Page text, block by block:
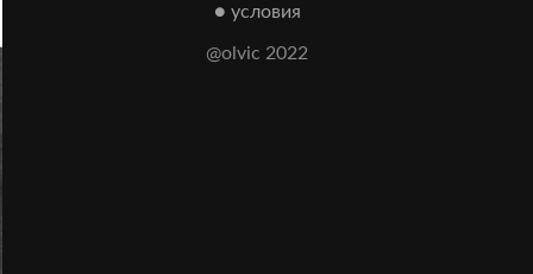
● условия
@olvic 2022